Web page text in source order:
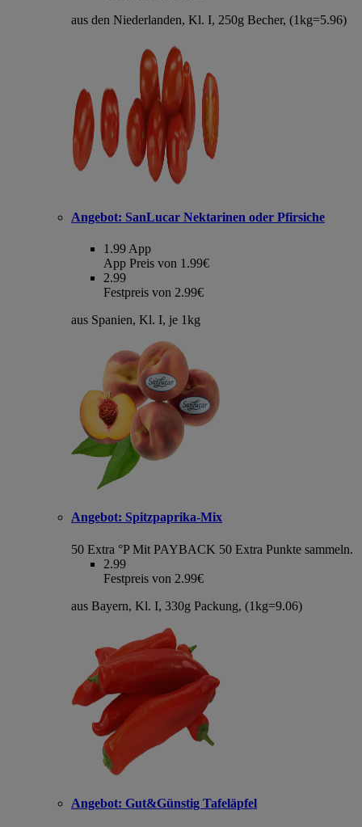
aus den Niederlanden, Kl. I, 250g Becher, (1kg=5.96)
Angebot: SanLucar Nektarinen oder Pfirsiche
1.99 App
App Preis von 1.99€
2.99
Festpreis von 2.99€
aus Spanien, Kl. I, je 1kg
Angebot: Spitzpaprika-Mix
50 Extra °P Mit PAYBACK 50 Extra Punkte sammeln.
2.99
Festpreis von 2.99€
aus Bayern, Kl. I, 330g Packung, (1kg=9.06)
Angebot: Gut&Günstig Tafeläpfel